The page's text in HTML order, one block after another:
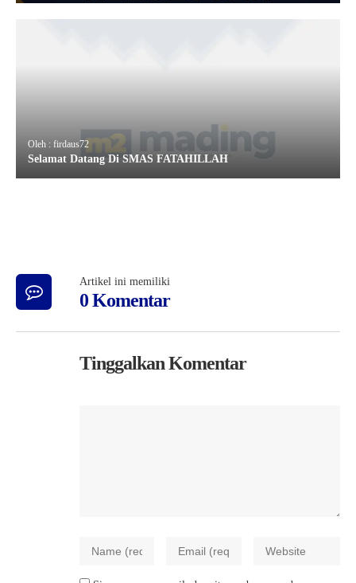
Oleh : firdaus72
Selamat Datang Di SMAS FATAHILLAH
Artikel ini memiliki
0 Komentar
Tinggalkan Komentar